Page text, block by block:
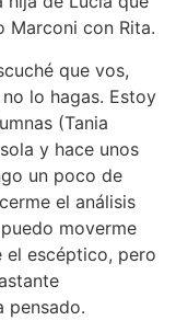
Marconi con Rita.
que vos,
lo hagas. Estoy
(Tania
y hace unos
un poco de
el análisis
moverme
el escéptico, pero
pensado.